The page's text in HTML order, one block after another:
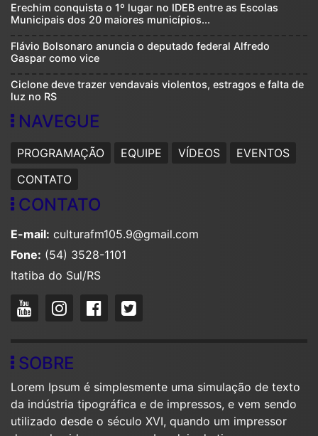
Erechim conquista o 1º lugar no IDEB entre as Escolas
Municipais dos 20 maiores municípios...
Flávio Bolsonaro anuncia o deputado federal Alfredo
Gaspar como vice
Ciclone deve trazer vendavais violentos, estragos e falta de
luz no RS
NAVEGUE
PROGRAMAÇÃO EQUIPE VÍDEOS
EVENTOS
CONTATO
CONTATO
E-mail: culturafm105.9@gmail.com
Fone: (54) 3528-1101
Itatiba do Sul/RS
SOBRE
Lorem Ipsum é simplesmente uma simulação de texto
da indústria tipográfica e de impressos, e vem sendo
utilizado desde o século XVI, quando um impressor